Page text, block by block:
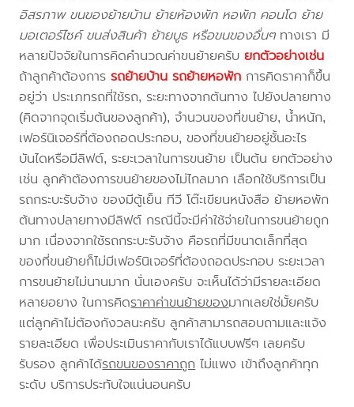
อิสรภาพ ขนของย้ายบ้าน ย้ายห้องพัก หอพัก คอนโด ย้าย
มอเตอร์ไซค์ ขนส่งสินค้า ย้ายบูธ หรือขนของอื่นๆทางเรา มี
หลายปัจจัยในการคิดคำนวณค่าขนย้ายครับยกตัวอย่างเช่น
ถ้าลูกค้าต้องการรถย้ายบ้าน รถย้ายหอพัก การคิดราคาก็ขึ้น
อยู่ว่า ประเภทรถที่ใช้รถ, ระยะทางจากต้นทาง ไปยังปลายทาง
(คิดจากจุดเริ่มต้นของลูกค้า), จำนวนของที่ขนย้าย, น้ำหนัก,
เฟอร์นิเจอร์ที่ต้องถอดประกอบ, ของที่ขนย้ายอยู่ชั้นอะไร
บันไดหรือมีลิฟต์, ระยะเวลาในการขนย้าย เป็นต้น ยกตัวอย่าง
เช่น ลูกค้าต้องการขนย้ายของไม่ไกลมาก เลือกใช้บริการเป็น
รถกระบะรับจ้าง ของมีตู้เย็น ทีวี โต๊ะเขียนหนังสือ ย้ายหอพัก
ต้นทางปลายทางมีลิฟต์ กรณีนี้จะมีค่าใช้จ่ายในการขนย้ายถูก
มาก เนื่องจากใช้รถกระบะรับจ้าง คือรถที่มีขนาดเล็กที่สุด
ของที่ขนย้ายก็ไม่มีเฟอร์นิเจอร์ที่ต้องถอดประกอบ ระยะเวลา
การขนย้ายไม่นานมาก นั่นเองครับ จะเห็นได้ว่ามีรายละเอียด
หลายอยาง ในการคิดราคาค่าขนย้ายของมากเลยใช่มั้ยครับ
แต่ลูกค้าไม่ต้องกังวลนะครับ ลูกค้าสามารถสอบถามและแจ้ง
รายละเอียด เพื่อประเมินราคากับเราได้แบบฟรีๆ เลยครับ
รับรอง ลูกค้าได้รถขนของราคาถูกไม่แพง เข้าถึงลูกค้าทุก
ระดับ บริการประทับใจแน่นอนครับ